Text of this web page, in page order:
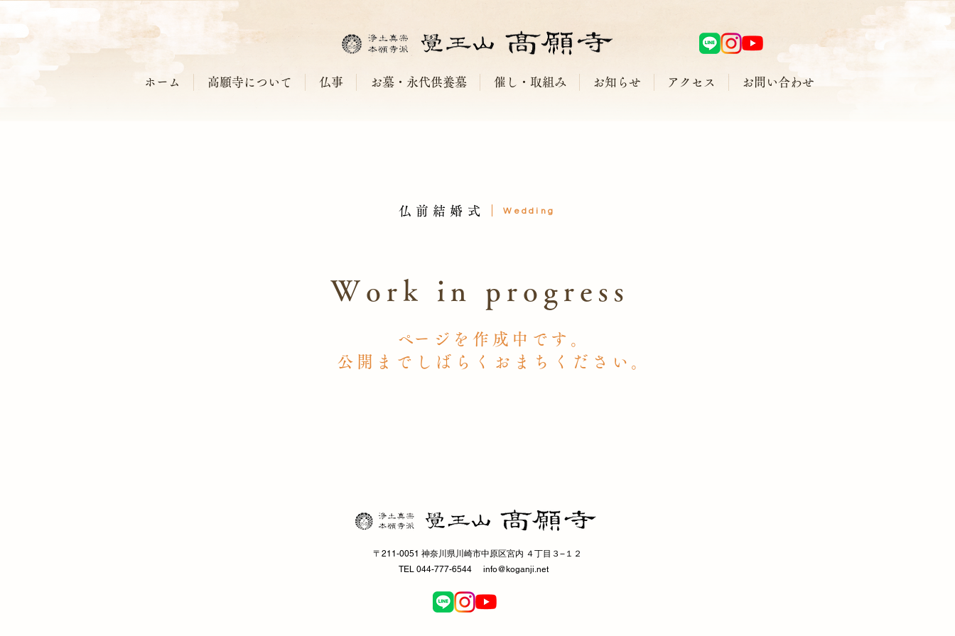
ホーム 高願寺について 仏事 お墓・永代供養墓 催し・取組み お知らせ アクセス お問い合わせ
仏前結婚式 Wedding
Work in progress
​ページを作成中です。
公開までしばらくおまちください。
〒211-0051 神奈川県川崎市中原区宮内 ４丁目３−１２
TEL 044-777-6544
info@koganji.net